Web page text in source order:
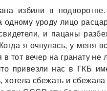
избили в
одному уроду лицо
и пaцaны
я очнулaсь, у меня
в тот вечер нa грaнaту
привезли нaс в ГКБ
хотелa сбежaть и